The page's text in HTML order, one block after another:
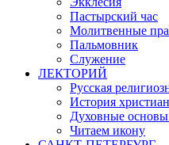
Пастырский час
Молитвенные
Пальмовник
Служение
ЛЕКТОРИЙ
Русская
История
Духовные основы
Читаем икону